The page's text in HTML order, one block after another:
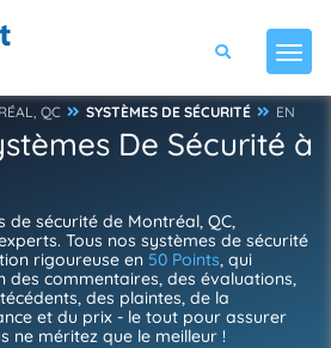
QC SYSTÈMES DE SÉCURITÉ EN
De Sécurité à
de sécurité de Montréal, QC,
Tous nos systèmes de sécurité
rigoureuse en 50 Points, qui
commentaires, des évaluations,
des plaintes, de la
et du prix - le tout pour assurer
ne méritez que le meilleur !